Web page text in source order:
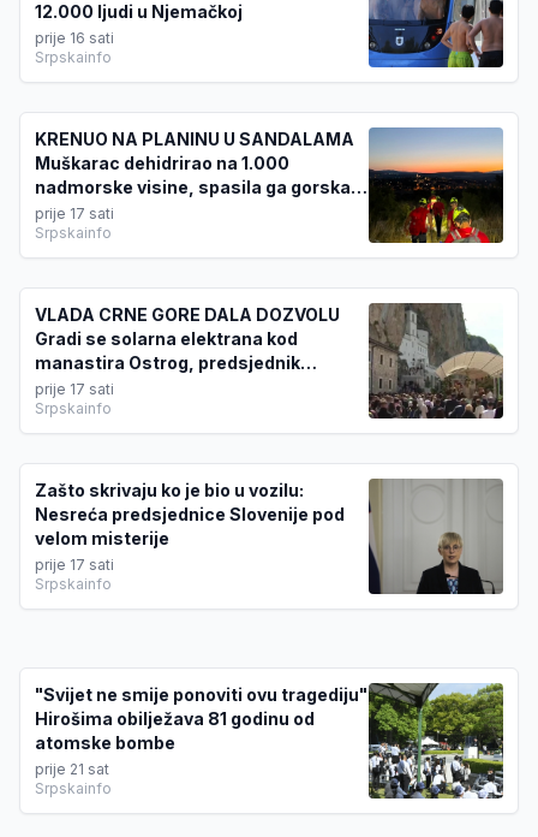
12.000 ljudi u Njemačkoj
prije 16 sati
Srpskainfo
KRENUO NA PLANINU U SANDALAMA
Muškarac dehidrirao na 1.000
nadmorske visine, spasila ga gorska
služba
prije 17 sati
Srpskainfo
VLADA CRNE GORE DALA DOZVOLU
Gradi se solarna elektrana kod
manastira Ostrog, predsjednik
Danilovgrada ZABRINUT
prije 17 sati
Srpskainfo
Zašto skrivaju ko je bio u vozilu:
Nesreća predsjednice Slovenije pod
velom misterije
prije 17 sati
Srpskainfo
"Svijet ne smije ponoviti ovu tragediju"
Hirošima obilježava 81 godinu od
atomske bombe
prije 21 sat
Srpskainfo